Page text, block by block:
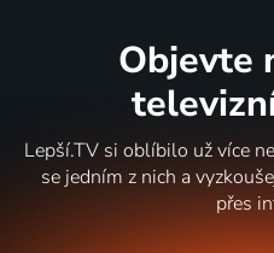
Objevte
Lepší.TV si oblíbilo už více
se jedním z nich a
přes